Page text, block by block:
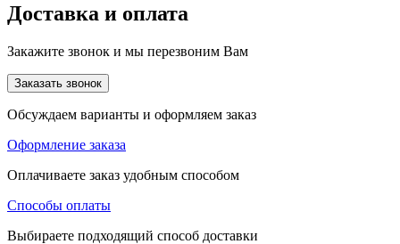
Доставка и оплата
Закажите звонок и мы перезвоним Вам
Заказать звонок
Обсуждаем варианты и оформляем заказ
Оформление заказа
Оплачиваете заказ удобным способом
Способы оплаты
Выбираете подходящий способ доставки